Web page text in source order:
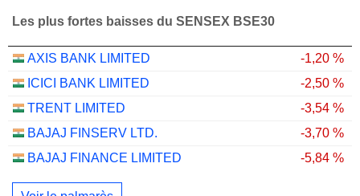
Les plus fortes baisses du SENSEX BSE30
AXIS BANK LIMITED
-1,20 %
ICICI BANK LIMITED
-2,50 %
TRENT LIMITED
-3,54 %
BAJAJ FINSERV LTD.
-3,70 %
BAJAJ FINANCE LIMITED
-5,84 %